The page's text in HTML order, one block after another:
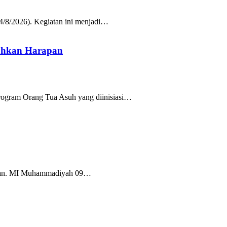
8/2026). Kegiatan ini menjadi…
Harapan
Orang Tua Asuh yang diinisiasi…
MI Muhammadiyah 09…